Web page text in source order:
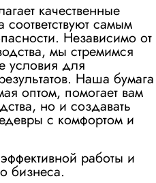
качественные
самым
Независимо от
мы стремимся
условия для
Наша бумага
оптом, помогает вам
но и создавать
с комфортом и
работы и
бизнеса.